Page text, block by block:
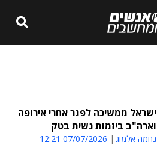
ישראל ממשיכה לפגר אחרי אירופה
וארה"ב ביזמות נשית בטק
נחמה אלמוג 07/07/2026 12:21